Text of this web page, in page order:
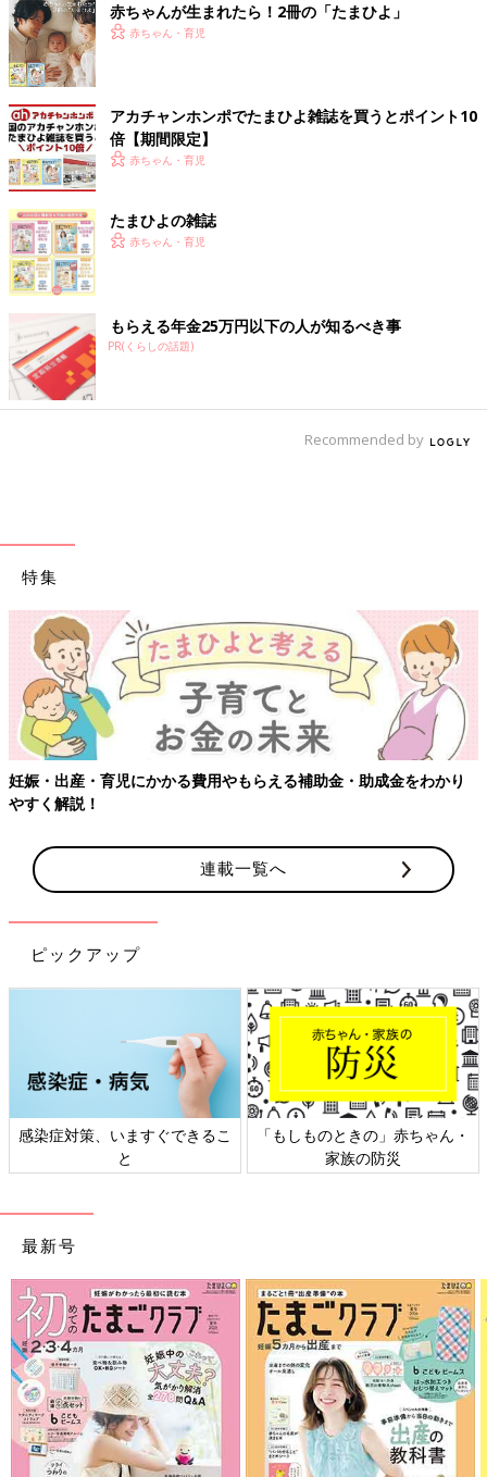
赤ちゃんが生まれたら！2冊の「たまひよ」
赤ちゃん・育児
アカチャンホンポでたまひよ雑誌を買うとポイント10
倍【期間限定】
赤ちゃん・育児
たまひよの雑誌
赤ちゃん・育児
もらえる年金25万円以下の人が知るべき事
PR(くらしの話題)
Recommended by
特集
児にかかる費用やもらえる補助金・助成金をわかり 【ワクチン接
連載一覧へ
ピックアップ
症対策、いますぐできるこ
「もしものときの」赤ちゃん・
家族の防災
日
最新号